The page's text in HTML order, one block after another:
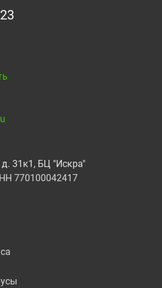
31к1, БЦ "Искра"
770100042417